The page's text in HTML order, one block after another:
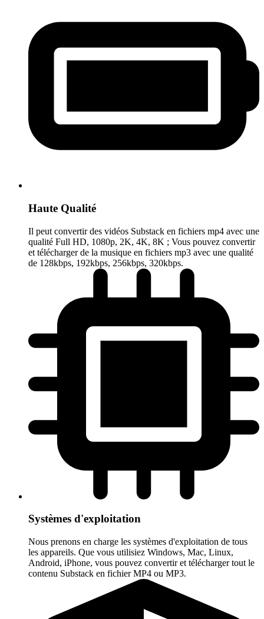
Haute Qualité
Il peut convertir des vidéos Substack en fichiers mp4 avec une
qualité Full HD, 1080p, 2K, 4K, 8K ; Vous pouvez convertir
et télécharger de la musique en fichiers mp3 avec une qualité
de 128kbps, 192kbps, 256kbps, 320kbps.
Systèmes d'exploitation
Nous prenons en charge les systèmes d'exploitation de tous
les appareils. Que vous utilisiez Windows, Mac, Linux,
Android, iPhone, vous pouvez convertir et télécharger tout le
contenu Substack en fichier MP4 ou MP3.